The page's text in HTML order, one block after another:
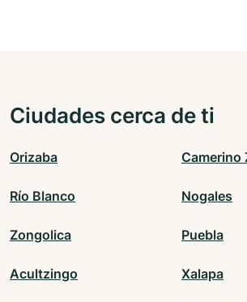
Ciudades cerca de ti
Orizaba Camerino
Río Blanco Nogales
Zongolica Puebla
Acultzingo Xalapa